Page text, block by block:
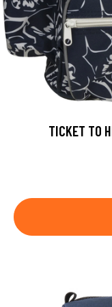
TICKET TO